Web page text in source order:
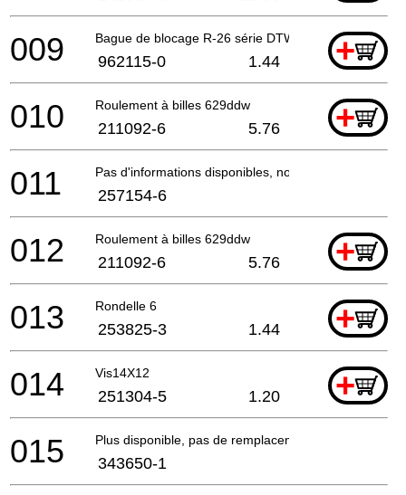
Bague de blocage R-26 série DTWA +
009 962115-0 1.44
Roulement à billes 629ddw +
010 211092-6 5.76
Pas d'informations disponibles, non commandable
011 257154-6
Roulement à billes 629ddw +
012 211092-6 5.76
Rondelle 6 +
013 253825-3 1.44
Vis14X12 +
014 251304-5 1.20
Plus disponible, pas de remplacement
015 343650-1